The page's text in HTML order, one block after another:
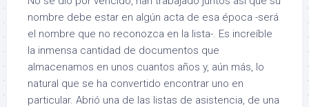
nombre debe estar en algún acta de esa época -será
el nombre que no reconozca en la lista-. Es increíble
la inmensa cantidad de documentos que
almacenamos en unos cuantos años y, aún más, lo
natural que se ha convertido encontrar uno en
particular. Abrió una de las listas de asistencia, de una